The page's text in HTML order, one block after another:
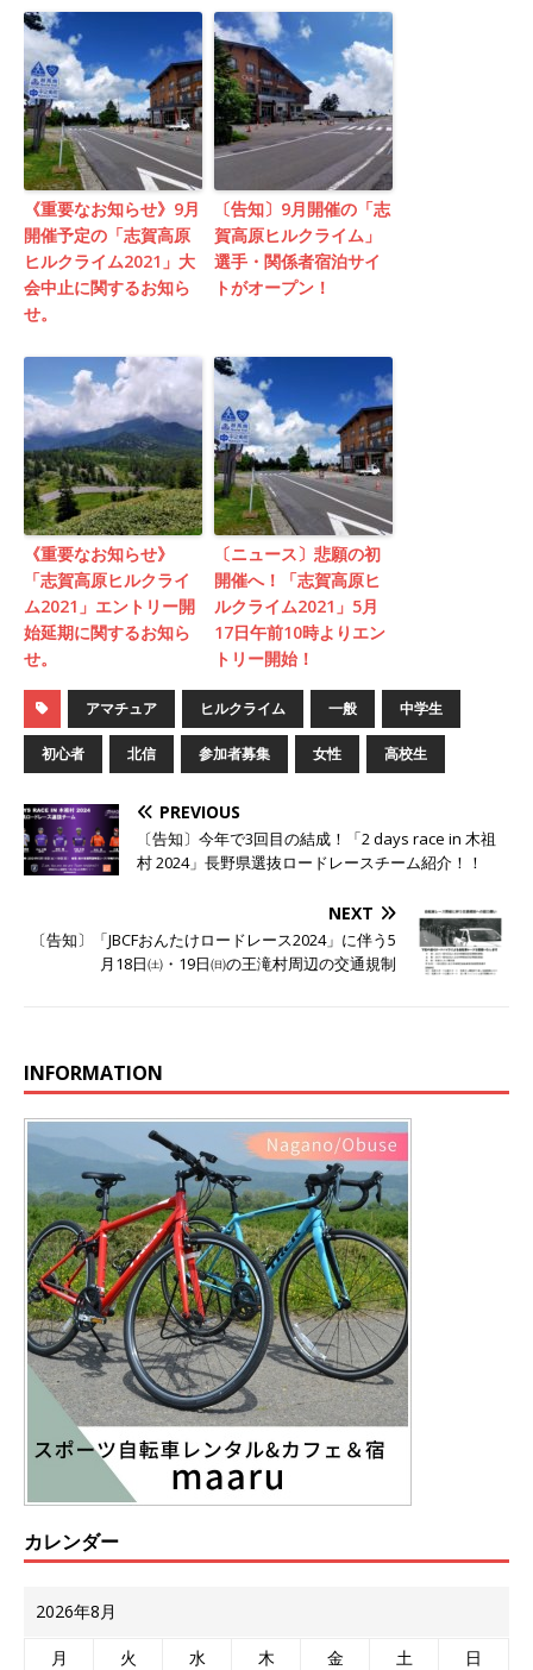
《重要なお知らせ》9月
開催予定の「志賀高原
ヒルクライム2021」大
会中止に関するお知ら
せ。
〔告知〕9月開催の「志
賀高原ヒルクライム」
選手・関係者宿泊サイ
トがオープン！
《重要なお知らせ》
「志賀高原ヒルクライ
ム2021」エントリー開
始延期に関するお知ら
せ。
〔ニュース〕悲願の初
開催へ！「志賀高原ヒ
ルクライム2021」5月
17日午前10時よりエン
トリー開始！
アマチュア ヒルクライム 一般 中学生
初心者 北信 参加者募集 女性 高校生
PREVIOUS
〔告知〕今年で3回目の結成！「2 days race in 木祖
村 2024」長野県選抜ロードレースチーム紹介！！
NEXT
〔告知〕「JBCFおんたけロードレース2024」に伴う5
月18日㈯・19日㈰の王滝村周辺の交通規制
INFORMATION
カレンダー
2026年8月
月 火 水 木 金 土
日